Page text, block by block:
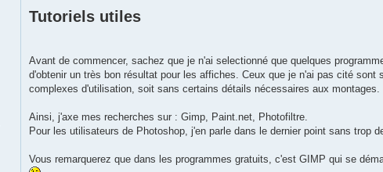
Tutoriels utiles
Avant de commencer, sachez que je n'ai selectionné que quelques
d'obtenir un très bon résultat pour les affiches. Ceux que je n'ai pas cité sont
complexes d'utilisation, soit sans certains détails nécessaires aux montages.
Ainsi, j'axe mes recherches sur : Gimp, Paint.net, Photofiltre.
Pour les utilisateurs de Photoshop, j'en parle dans le dernier point sans trop
Vous remarquerez que dans les programmes gratuits, c'est GIMP qui se